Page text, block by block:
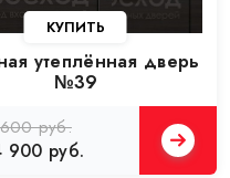
КУПИТЬ
утеплённая дверь
№39
руб.
900 руб.